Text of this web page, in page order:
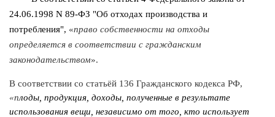
24.06.1998 N 89-ФЗ "Об отходах производства и
потребления", «право собственности на отходы
определяется в соответствии с гражданским
законодательством».
В соответствии со статьёй 136 Гражданского кодекса РФ,
«плоды, продукция, доходы, полученные в результате
использования вещи, независимо от того, кто использует